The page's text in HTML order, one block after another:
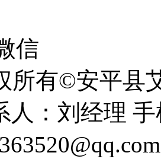
信
所有©安平
人：刘经理 手